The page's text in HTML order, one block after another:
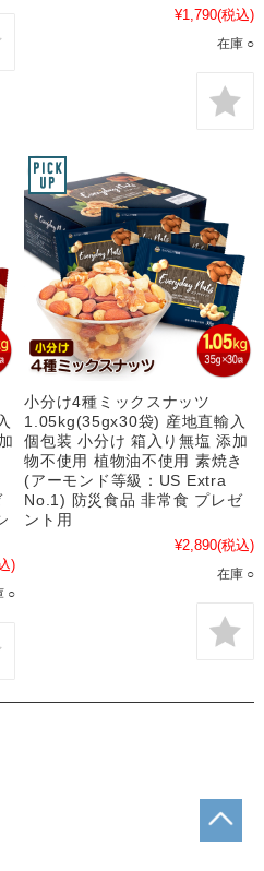
¥1,790(税込)
在庫 ○
)
○
小分け4種ミックスナッツ
1.05kg(35gx30袋) 産地直輸入
個包装 小分け 箱入り無塩 添加
物不使用 植物油不使用 素焼き
(アーモンド等級：US Extra
No.1) 防災食品 非常食 プレゼ
ント用
¥2,890(税込)
在庫 ○